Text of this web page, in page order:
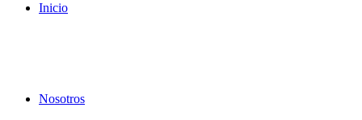
Inicio
Nosotros